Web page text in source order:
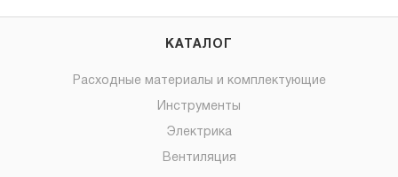
КАТАЛОГ
Расходные материалы и комплектующие
Инструменты
Электрика
Вентиляция